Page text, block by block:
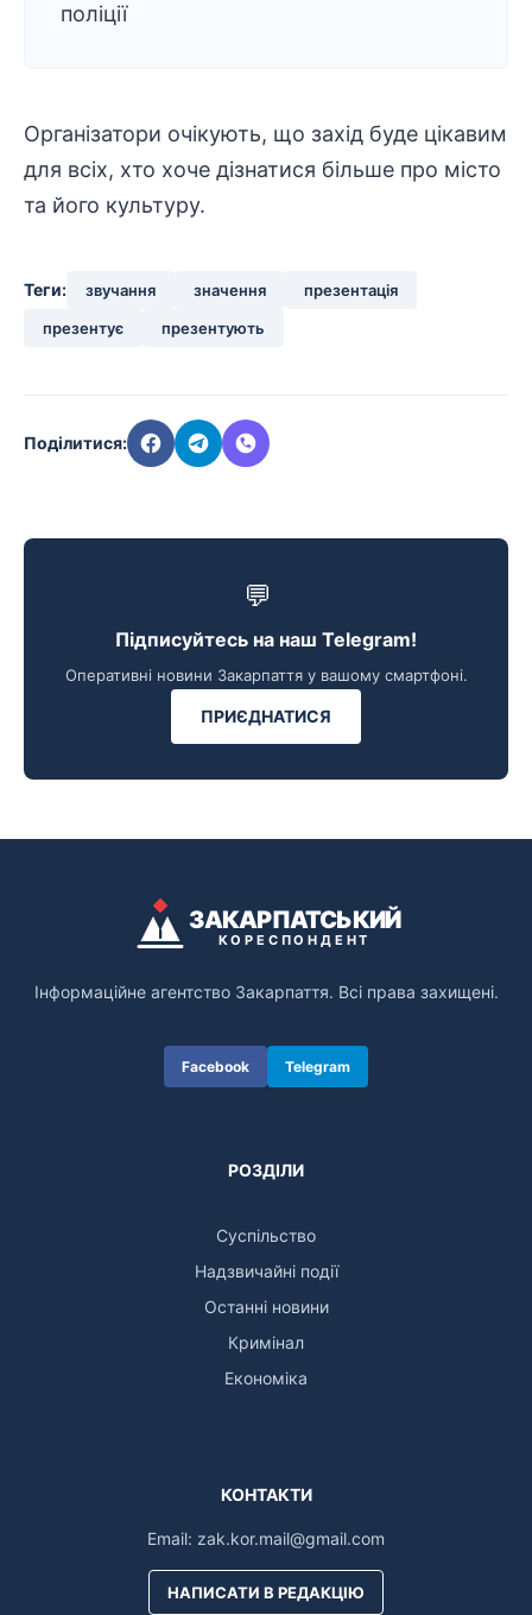
поліції
Організатори очікують, що захід буде цікавим
для всіх, хто хоче дізнатися більше про місто
та його культуру.
Теги: звучання значення
презентація
презентує
презентують
Поділитися:
💬
Підписуйтесь на наш Telegram!
Оперативні новини Закарпаття у вашому смартфоні.
ПРИЄДНАТИСЯ
ЗАКАРПАТСЬКИЙ
КОРЕСПОНДЕНТ
Інформаційне агентство Закарпаття. Всі права захищені.
Facebook Telegram
РОЗДІЛИ
Суспільство
Надзвичайні події
Останні новини
Кримінал
Економіка
КОНТАКТИ
Email: zak.kor.mail@gmail.com
НАПИСАТИ В РЕДАКЦІЮ